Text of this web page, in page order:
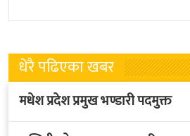
नवनियुक्त
धेरै पढिएका खबर
मधेश प्रदेश प्रमुख भण्डारी पदमुक्त